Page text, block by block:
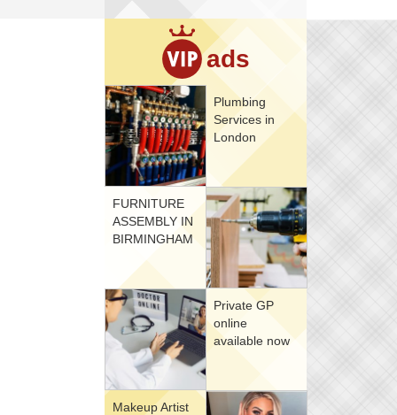
ads
Plumbing
Services in
London
FURNITURE
ASSEMBLY IN
BIRMINGHAM
Private GP
online
available now
Makeup Artist